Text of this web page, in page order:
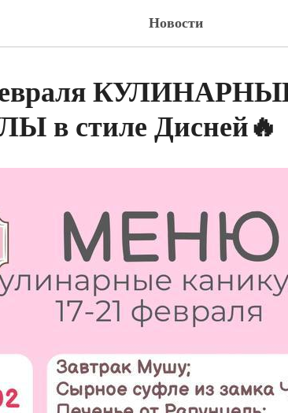
Новости
в стиле Дисней🔥